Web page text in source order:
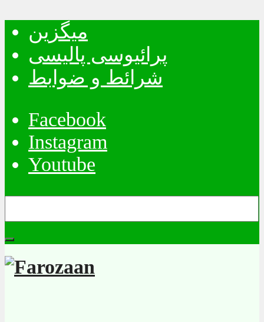
میگزین
پرائیوسی پالیسی
شرائط و ضوابط
Facebook
Instagram
Youtube